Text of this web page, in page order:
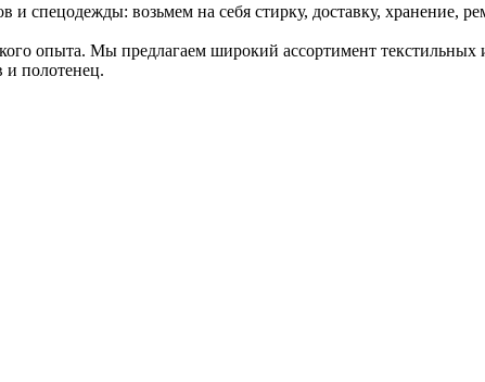
спецодежды: возьмем на себя стирку, доставку, хранение,
опыта. Мы предлагаем широкий ассортимент
полотенец.